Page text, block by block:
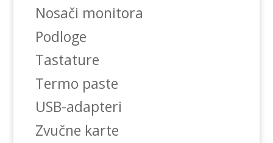
Nosači monitora
Podloge
Tastature
Termo paste
USB-adapteri
Zvučne karte